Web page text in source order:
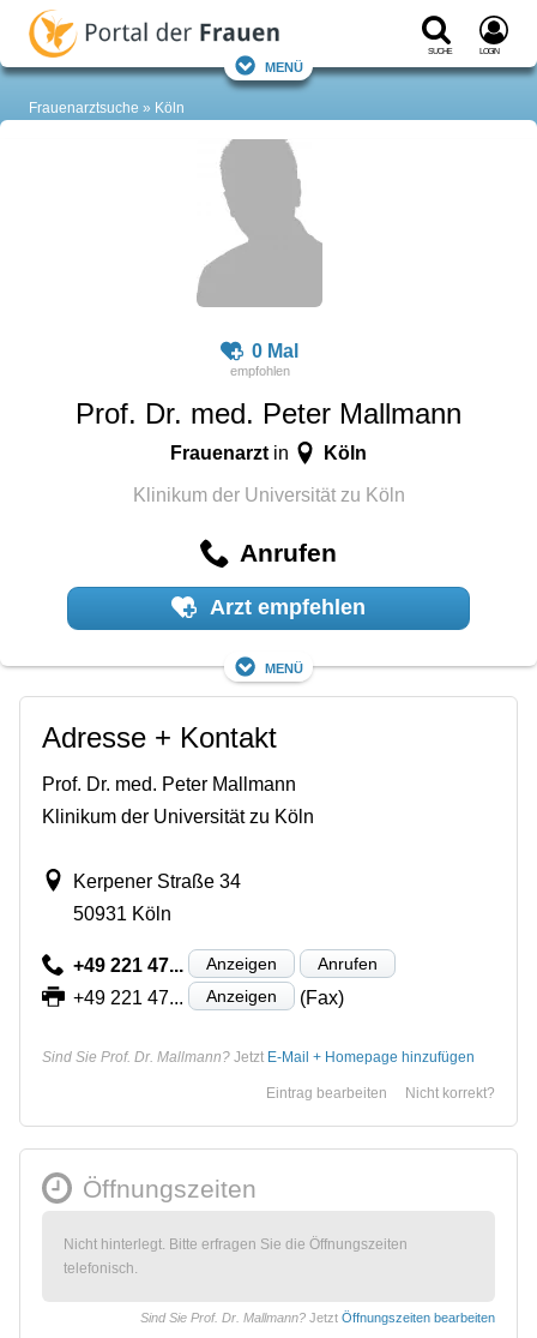
Suche Login
Menü
Frauenarztsuche Köln
0 Mal
Prof. Dr. med. Peter Mallmann
Frauenarztin Köln
Klinikum der Universität zu Köln
Anrufen
Arzt empfehlen
Menü
Adresse + Kontakt
Prof. Dr. med. Peter Mallmann
Klinikum der Universität zu Köln
Kerpener Straße 34
50931 Köln
+49 221 47... Anzeigen Anrufen
+49 221 47... Anzeigen (Fax)
Sind Sie Prof. Dr. Mallmann? Jetzt E-Mail + Homepage hinzufügen
Nicht korrekt?
Eintrag bearbeiten
Öffnungszeiten
Nicht hinterlegt. Bitte erfragen Sie die Öffnungszeiten
telefonisch.
Sind Sie Prof. Dr. Mallmann? Jetzt Öffnungszeiten bearbeiten